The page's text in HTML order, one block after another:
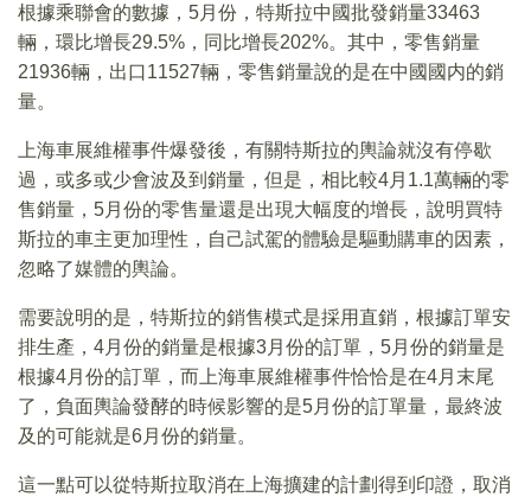
根據乘聯會的數據，5月份，特斯拉中國批發銷量33463
輛，環比增長29.5%，同比增長202%。其中，零售銷量
21936輛，出口11527輛，零售銷量說的是在中國國内的銷
量。
上海車展維權事件爆發後，有關特斯拉的輿論就沒有停歇
過，或多或少會波及到銷量，但是，相比較4月1.1萬輛的零
售銷量，5月份的零售量還是出現大幅度的增長，說明買特
斯拉的車主更加理性，自己試駕的體驗是驅動購車的因素，
忽略了媒體的輿論。
需要說明的是，特斯拉的銷售模式是採用直銷，根據訂單安
排生產，4月份的銷量是根據3月份的訂單，5月份的銷量是
根據4月份的訂單，而上海車展維權事件恰恰是在4月末尾
了，負面輿論發酵的時候影響的是5月份的訂單量，最終波
及的可能就是6月份的銷量。
這一點可以從特斯拉取消在上海擴建的計劃得到印證，取消